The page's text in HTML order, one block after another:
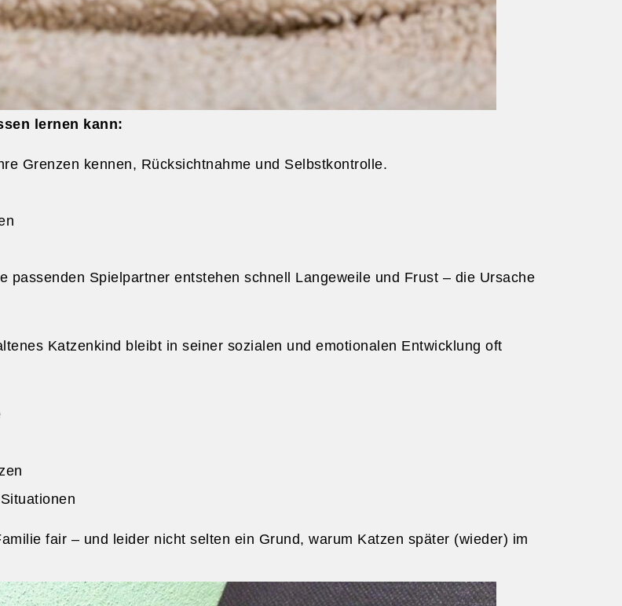
lernen kann:
Grenzen kennen, Rücksichtnahme und Selbstkontrolle.
passenden Spielpartner entstehen schnell Langeweile und Frust – die Ursache
Katzenkind bleibt in seiner sozialen und emotionalen Entwicklung oft
fair – und leider nicht selten ein Grund, warum Katzen später (wieder) im